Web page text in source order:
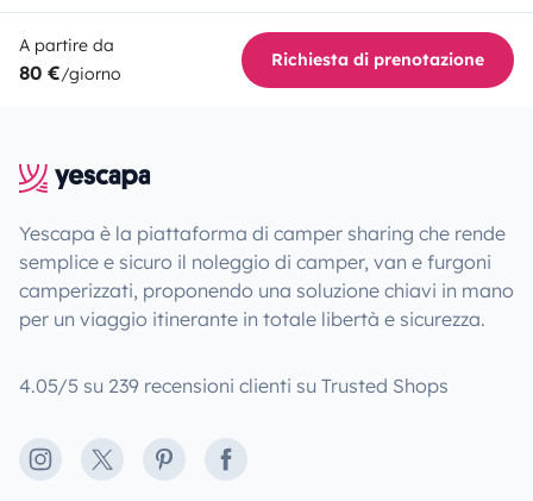
A partire da
80 €/giorno
Richiesta di prenotazione
Yescapa è la piattaforma di camper sharing che rende
semplice e sicuro il noleggio di camper, van e furgoni
camperizzati, proponendo una soluzione chiavi in mano
per un viaggio itinerante in totale libertà e sicurezza.
4.05/5 su 239 recensioni clienti su Trusted Shops
Instagram
X PinterestFacebook